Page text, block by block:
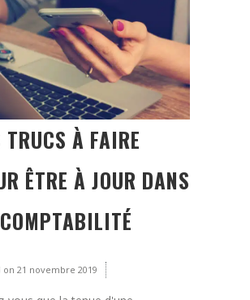
TRUCS À FAIRE
ÊTRE À JOUR DANS
on 21 novembre 2019